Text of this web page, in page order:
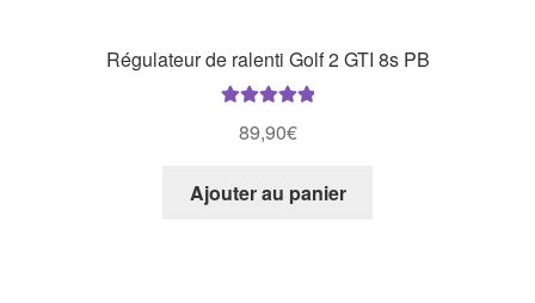
Régulateur de ralenti Golf 2 GTI 8s PB
5
89,90€
Ajouter au panier